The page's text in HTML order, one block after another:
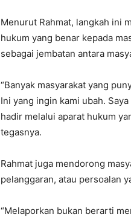
Menurut Rahmat, langkah ini
hukum yang benar kepada
sebagai jembatan antara
“Banyak masyarakat yang
Ini yang ingin kami ubah.
hadir melalui aparat hukum
tegasnya.
Rahmat juga mendorong
pelanggaran, atau persoalan
“Melaporkan bukan berarti